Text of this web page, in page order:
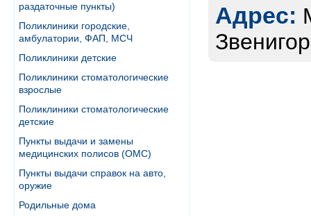
раздаточные пункты)
Поликлиники городские,
амбулатории, ФАП, МСЧ
Поликлиники детские
Поликлиники стоматологические
взрослые
Поликлиники стоматологические
детские
Пункты выдачи и замены
медицинских полисов (ОМС)
Пункты выдачи справок на авто,
оружие
Родильные дома
Адрес: